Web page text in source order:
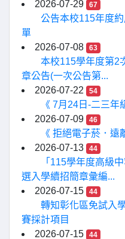
2026-07-29
67
公告本校115年度
單
2026-07-08
63
本校115學年度第2
章公告(一次公告第...
2026-07-22
54
《 7月24日-二三年
2026-07-09
46
《 拒絕電子菸．遠
2026-07-13
44
「115學年度高級
選入學續招簡章彙編...
2026-07-15
44
轉知彰化區免試入
賽採計項目
2026-07-15
44